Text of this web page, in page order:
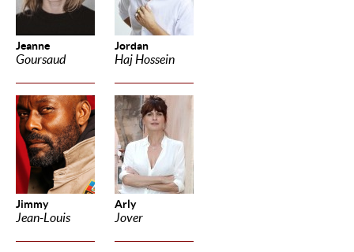
Jeanne
Goursaud
Jordan
Haj Hossein
Jimmy
Jean-Louis
Arly
Jover